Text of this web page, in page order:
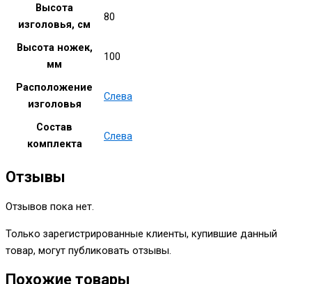
Высота
изголовья, см
80
Высота ножек,
мм
100
Расположение
изголовья
Слева
Состав
комплекта
Слева
Отзывы
Отзывов пока нет.
Только зарегистрированные клиенты, купившие данный
товар, могут публиковать отзывы.
Похожие товары